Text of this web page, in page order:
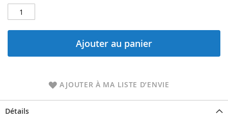
Ajouter au panier
AJOUTER À MA LISTE D’ENVIE
Détails